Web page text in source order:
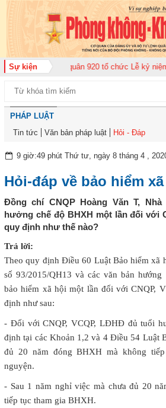
Sự kiện
đoàn Không quân 920 tổ chức Lễ kỷ niệm
PHÁP LUẬT
Tin tức
Văn bản pháp luật Hỏi - Đáp
9 giờ:49 phút Thứ tư, ngày 8 tháng 4 ,
Hỏi-đáp về bảo hiểm
Đồng chí CNQP Hoàng Văn T,
hưởng chế độ BHXH một lần đối với
quy định như thế nào?
Trả lời:
Theo quy định Điều 60 Luật Bảo hiểm xã
số 93/2015/QH13 và các văn bản
bảo hiểm xã hội một lần đối với CNQP,
định như sau:
- Đối với CNQP, VCQP, LĐHĐ đủ tuổi
định tại các Khoản 1,2 và 4 Điều 54 Luật
đủ 20 năm đóng BHXH mà không
nguyện.
- Sau 1 năm nghỉ việc mà chưa đủ 20
tiếp tục tham gia BHXH.